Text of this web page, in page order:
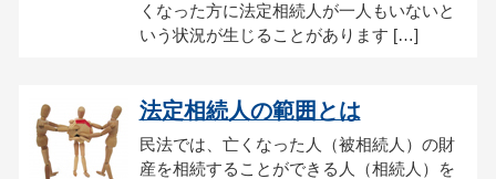
くなった方に法定相続人が一人もいないと
いう状況が生じることがあります […]
法定相続人の範囲とは
民法では、亡くなった人（被相続人）の財
産を相続することができる人（相続人）を